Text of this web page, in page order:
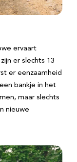
ervaart
er slechts 13
er eenzaamheid
bankje in het
maar slechts
nieuwe